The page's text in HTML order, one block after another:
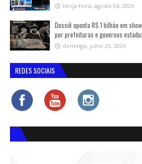
terça-feira, agosto 04, 2026
Dossiê aponta R$ 1 bilhão em
por prefeituras e governos
domingo, julho 26, 2026
REDES SOCIAIS